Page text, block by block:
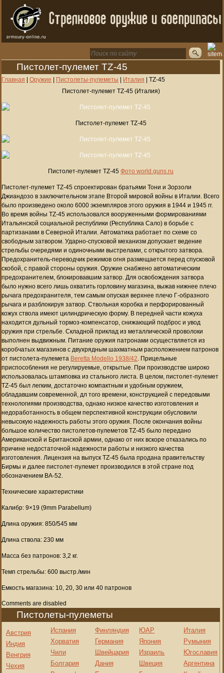
Пистолет-пулемет TZ-45
Главная | Оружие | Пистолеты-пулеметы | Италия | TZ-45
Пистолет-пулемет TZ-45 (Италия)
Пистолет-пулемет TZ-45
Пистолет-пулемет TZ-45 Фото world.guns.ru
Пистолет-пулемет TZ-45 спроектирован братьями Тони и Зорзоли
Джиандозо в заключительном этапе Второй мировой войны в Италии. Всего
было произведено около 6000 экземпляров этого оружия в 1944 и 1945 гг.
Во время войны TZ-45 использовался вооруженными формированиями
Итальянской социальной республики (Республика Сало) в борьбе с
партизанами в Северной Италии. Автоматика работает по схеме со
свободным затвором. Ударно-спусковой механизм допускает ведение
стрельбы очередями и одиночными выстрелами, с открытого затвора.
Предохранитель-переводчик режимов огня размещается перед спусковой
скобой, с правой стороны оружия. Оружие снабжено автоматическим
предохранителем, блокировавшим затвор. Для освобождения затвора
было нужно всего лишь охватить горловину магазина, выжав нижнее плечо
рычага предохранителя, тем самым опуская верхнее плечо Г-образного
рычага и разблокируя затвор. Ствольная коробка и перфорированный
кожух ствола имеют цилиндрическую форму. В передней части кожуха
находится дульный тормоз-компенсатор, снижающий подброс и увод
оружия при стрельбе. Складной приклад из металлической проволоки
выполнен выдвижным. Питание оружия патронами осуществляется из
коробчатых магазинов с двухрядным шахматным расположением патронов
от пистолета-пулемета Beretta Modello 1938/42. Прицельные
приспособления не регулируемые, открытые. При производстве широко
использовалась штамповка из стального листа. В целом, пистолет-пулемет
TZ-45 был легким, достаточно компактным и удобным оружием,
обладавшим современной, дл того времени, конструкцией с передовыми
технологиями производства, однако низкое качество изготовления и
недоработанность в общем перспективной конструкции обусловили
невысокую надежность работы этого оружия. После окончания войны
большое количество пистолетов-пулеметов TZ-45 было передано
Американской и Британской армии, однако от них вскоре отказались по
причине недостаточной надежности работы и низкого качества
изготовления. Лицензия на выпуск TZ-45 была продана правительству
Бирмы и далее пистолет-пулемет производился в этой стране под
обозначением BA-52.
Технические характеристики
Калибр: 9×19 (9mm Parabellum)
Длина оружия: 850/545 мм
Длина ствола: 230 мм
Масса без патронов: 3,2 кг.
Темп стрельбы: 600 выстр./мин
Емкость магазина: 10, 20, 30 или 40 патронов
Comments are disabled
Пистолеты-пулеметы
Австрия
Индия
Венгрия
Чехия
Испания
Хорватия
Чили
Болгария
Финляндия
Германия
Швейцария
Дания
ЮАР
Япония
Израиль
Швеция
Италия
Румыния
Югославия
Аргентина